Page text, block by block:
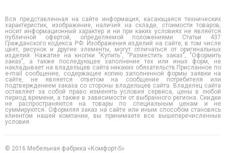
Вся представленная на сайте информация, касающаяся технических
характеристик, изображение, наличия на складе, стоимости товаров,
носит информационный характер и ни при каких условиях не является
публичной офертой, определяемой положениями Статьи 437
Гражданского кодекса РФ. Изображения изделий на сайте, в том числе
цвет, рисунок и другие элементы, могут отличаться от оригинальных
изделий. Нажатие на кнопки "Купить", "Разместить заказ", "Оформить
заказ", а также последующее заполнение тех или иных форм, не
накладывает на владельцев сайта никаких обязательств.Присланное по
e-mail сообщение, содержащее копию заполненной формы заявки на
сайте, не является ответом на сообщение потребителя или
подтверждением заказа со стороны владельцев сайта. Владелец сайта
оставляет за собой право изменять условия сервиса, цены в любой
период времени, а также в зависимости от выбранного региона. Скидки
не распространяются на товары по специальным ценам и не
суммируются. Оформляя заказ на сайте или иным способом становясь
клиентом нашей компании, вы принимаете все вышеперечисленные
условия.
© 2016 Мебельная фабрика «Комфорт-S»